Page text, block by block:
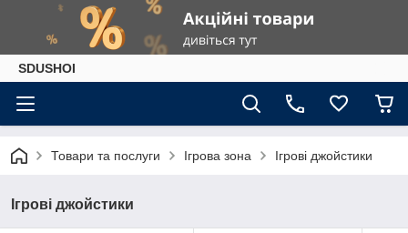
SDUSHOI
Товари та послуги Ігрова зона Ігрові джойстики
Ігрові джойстики